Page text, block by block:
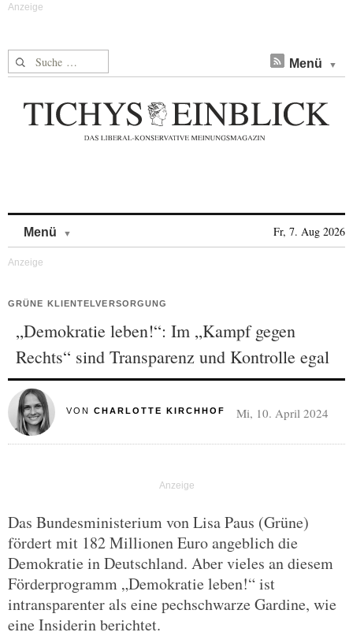
Suche nach: Menü
Menü Fr, 7. Aug 2026
GRÜNE KLIENTELVERSORGUNG
„Demokratie leben!“: Im „Kampf gegen
Rechts“ sind Transparenz und Kontrolle egal
VON CHARLOTTE KIRCHHOF Mi, 10. April 2024
Das Bundesministerium von Lisa Paus (Grüne)
fördert mit 182 Millionen Euro angeblich die
Demokratie in Deutschland. Aber vieles an diesem
Förderprogramm „Demokratie leben!“ ist
intransparenter als eine pechschwarze Gardine, wie
eine Insiderin berichtet.